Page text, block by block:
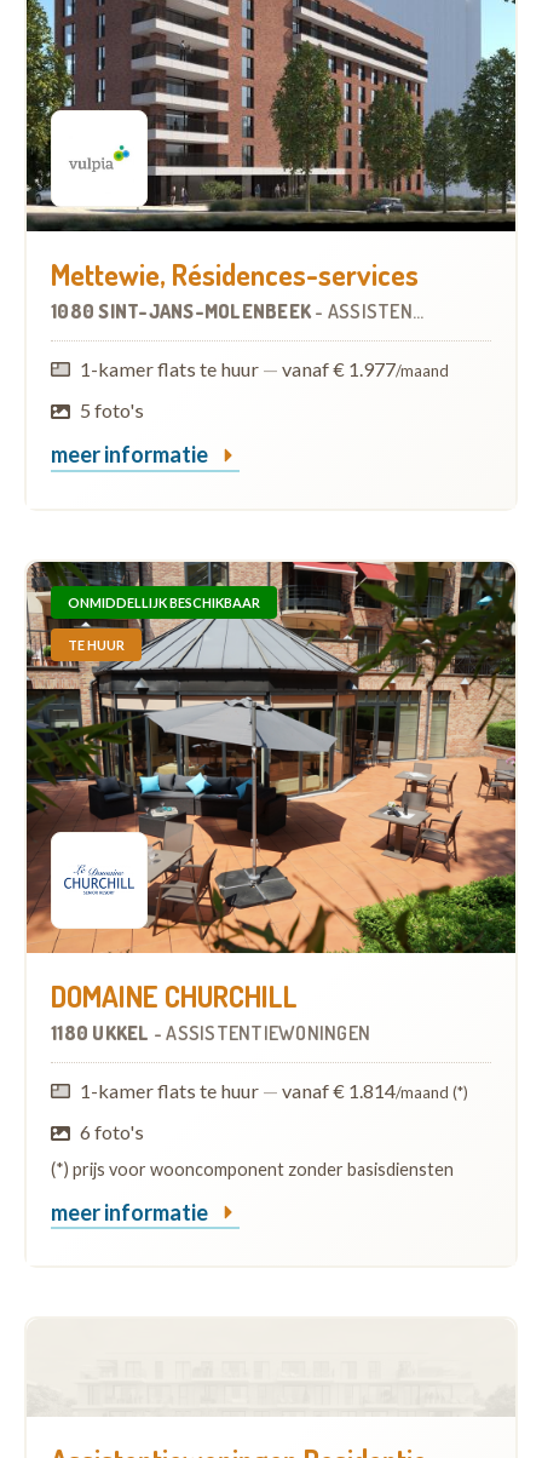
Mettewie, Résidences-services
1080 SINT-JANS-MOLENBEEK - ASSISTENTIEWONINGEN
1-kamer flats te huur — vanaf € 1.977/maand
5 foto's
meer informatie
ONMIDDELLIJK BESCHIKBAAR
TE HUUR
DOMAINE CHURCHILL
1180 UKKEL -ASSISTENTIEWONINGEN
1-kamer flats te huur — vanaf € 1.814/maand (*)
6 foto's
(*) prijs voor wooncomponent zonder basisdiensten
meer informatie